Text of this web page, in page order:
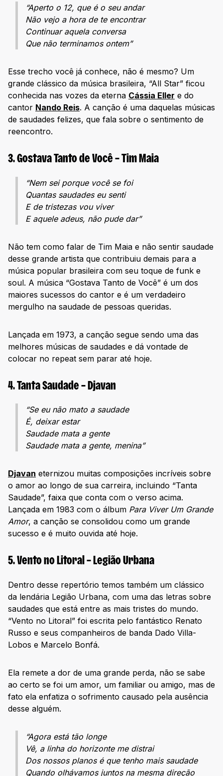
“Aperto o 12, que é o seu andar
Não vejo a hora de te encontrar
Continuar aquela conversa
Que não terminamos ontem”
Esse trecho você já conhece, não é mesmo? Um
grande clássico da música brasileira, “All Star” ficou
conhecida nas vozes da eterna Cássia Eller e do
cantor Nando Reis. A canção é uma daquelas músicas
de saudades felizes, que fala sobre o sentimento de
reencontro.
3. Gostava Tanto de Você – Tim Maia
“Nem sei porque você se foi
Quantas saudades eu senti
E de tristezas vou viver
E aquele adeus, não pude dar”
Não tem como falar de Tim Maia e não sentir saudade
desse grande artista que contribuiu demais para a
música popular brasileira com seu toque de funk e
soul. A música “Gostava Tanto de Você” é um dos
maiores sucessos do cantor e é um verdadeiro
mergulho na saudade de pessoas queridas.
Lançada em 1973, a canção segue sendo uma das
melhores músicas de saudades e dá vontade de
colocar no repeat sem parar até hoje.
4. Tanta Saudade – Djavan
“Se eu não mato a saudade
É, deixar estar
Saudade mata a gente
Saudade mata a gente, menina”
Djavan eternizou muitas composições incríveis sobre
o amor ao longo de sua carreira, incluindo “Tanta
Saudade”, faixa que conta com o verso acima.
Lançada em 1983 com o álbum Para Viver Um Grande
Amor, a canção se consolidou como um grande
sucesso e é muito ouvida até hoje.
5. Vento no Litoral – Legião Urbana
Dentro desse repertório temos também um clássico
da lendária Legião Urbana, com uma das letras sobre
saudades que está entre as mais tristes do mundo.
“Vento no Litoral” foi escrita pelo fantástico Renato
Russo e seus companheiros de banda Dado Villa-
Lobos e Marcelo Bonfá.
Ela remete a dor de uma grande perda, não se sabe
ao certo se foi um amor, um familiar ou amigo, mas de
fato ela enfatiza o sofrimento causado pela ausência
desse alguém.
“Agora está tão longe
Vê, a linha do horizonte me distrai
Dos nossos planos é que tenho mais saudade
Quando olhávamos juntos na mesma direção